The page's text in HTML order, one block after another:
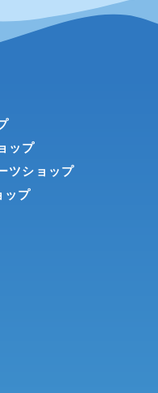
ップ
ツショップ
ップ